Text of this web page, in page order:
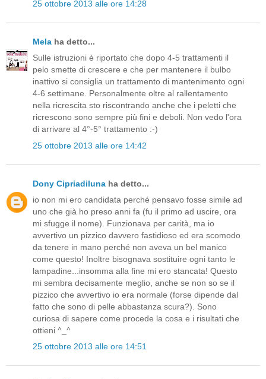
25 ottobre 2013 alle ore 14:28
Mela ha detto...
Sulle istruzioni è riportato che dopo 4-5 trattamenti il
pelo smette di crescere e che per mantenere il bulbo
inattivo si consiglia un trattamento di mantenimento ogni
4-6 settimane. Personalmente oltre al rallentamento
nella ricrescita sto riscontrando anche che i peletti che
ricrescono sono sempre più fini e deboli. Non vedo l'ora
di arrivare al 4°-5° trattamento :-)
25 ottobre 2013 alle ore 14:42
Dony Cipriadiluna ha detto...
io non mi ero candidata perché pensavo fosse simile ad
uno che già ho preso anni fa (fu il primo ad uscire, ora
mi sfugge il nome). Funzionava per carità, ma io
avvertivo un pizzico davvero fastidioso ed era scomodo
da tenere in mano perché non aveva un bel manico
come questo! Inoltre bisognava sostituire ogni tanto le
lampadine...insomma alla fine mi ero stancata! Questo
mi sembra decisamente meglio, anche se non so se il
pizzico che avvertivo io era normale (forse dipende dal
fatto che sono di pelle abbastanza scura?). Sono
curiosa di sapere come procede la cosa e i risultati che
ottieni ^_^
25 ottobre 2013 alle ore 14:51